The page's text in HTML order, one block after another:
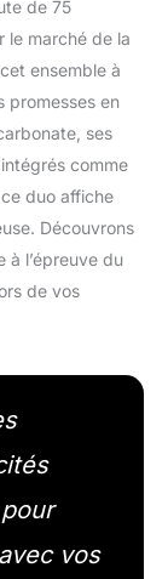
de 75
le marché de la
ensemble à
promesses en
ses
comme
duo affiche
Découvrons
à l’épreuve du
de vos
vos